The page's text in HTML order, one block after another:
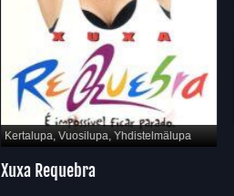
Kertalupa, Vuosilupa, Yhdistelmälupa
Xuxa Requebra